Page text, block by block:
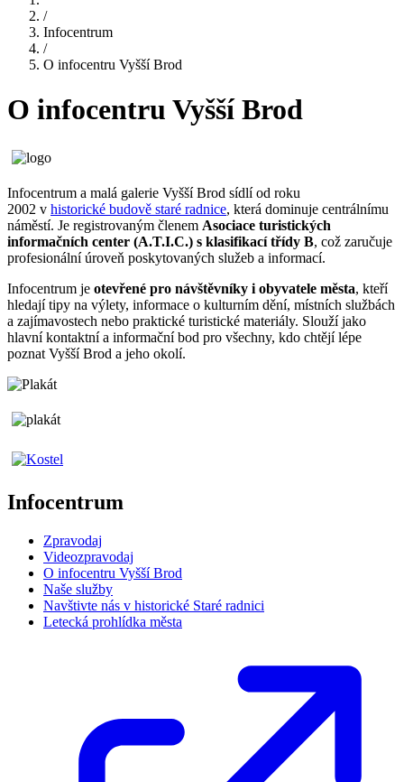
/
Infocentrum
/
O infocentru Vyšší Brod
O infocentru Vyšší Brod
Infocentrum a malá galerie Vyšší Brod sídlí od roku
2002 v historické budově staré radnice, která dominuje centrálnímu
náměstí. Je registrovaným členem Asociace turistických
informačních center (A.T.I.C.) s klasifikací třídy B, což zaručuje
profesionální úroveň poskytovaných služeb a informací.
Infocentrum je otevřené pro návštěvníky i obyvatele města, kteří
hledají tipy na výlety, informace o kulturním dění, místních službách
a zajímavostech nebo praktické turistické materiály. Slouží jako
hlavní kontaktní a informační bod pro všechny, kdo chtějí lépe
poznat Vyšší Brod a jeho okolí.
Infocentrum
Zpravodaj
Videozpravodaj
O infocentru Vyšší Brod
Naše služby
Navštivte nás v historické Staré radnici
Letecká prohlídka města